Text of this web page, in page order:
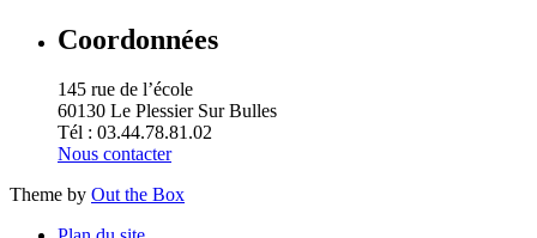
Coordonnées
145 rue de l’école
60130 Le Plessier Sur Bulles
Tél : 03.44.78.81.02
Nous contacter
Theme by Out the Box